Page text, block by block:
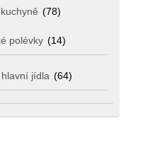
(78)
polévky (14)
jídla (64)